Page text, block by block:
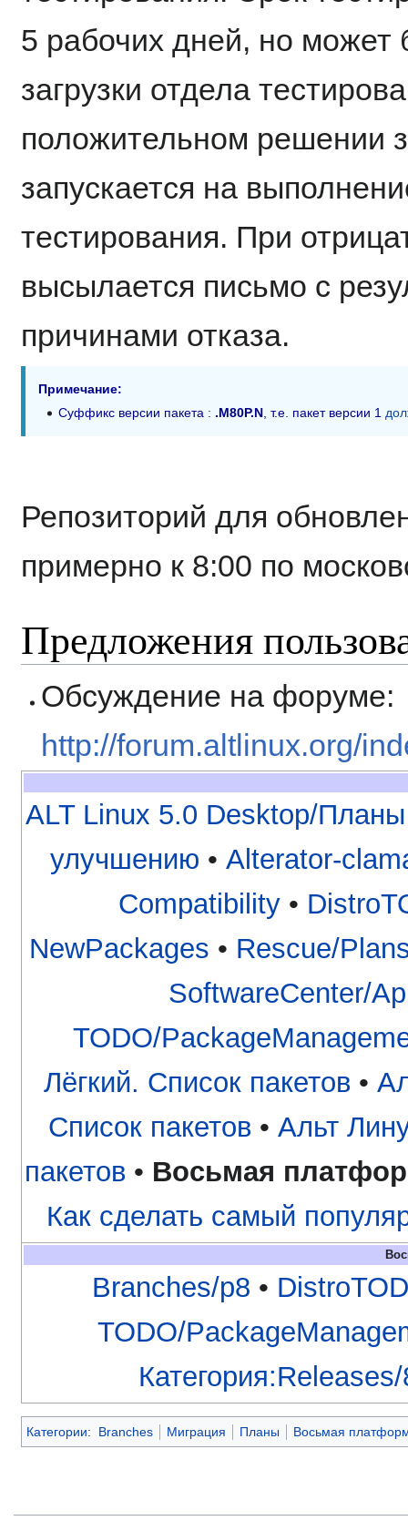
5 рабочих дней, но может
загрузки отдела
положительном решении
запускается на
тестирования. При
высылается письмо с
причинами отказа.
Примечание:
Суффикс версии пакета : .M80P.N , т.е. пакет версии 1
Репозиторий для
примерно к 8:00 по
Предложения
Обсуждение на форуме:
http://forum.altlinux.org/
ALT Linux 5.0 Desktop/Планы
улучшению • Alterator-
Compatibility •
NewPackages • Rescue/
SoftwareCenter/
TODO/
Лёгкий. Список пакетов •
Список пакетов • Альт
пакетов • Восьмая
Как сделать самый
Branches/p8 •
TODO/
Категории: Branches Миграция Планы Восьмая